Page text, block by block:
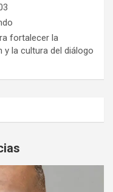
fortalecer la
y la cultura del diálogo